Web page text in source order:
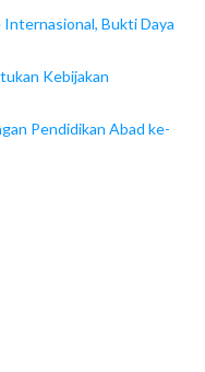
Bukti Daya
Kebijakan
Pendidikan Abad ke-